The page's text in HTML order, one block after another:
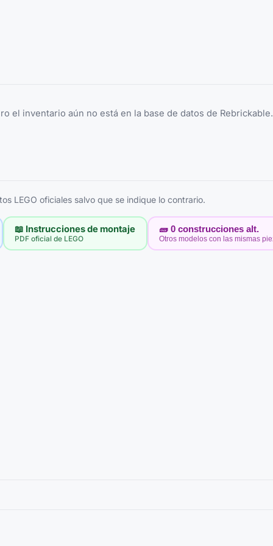
el inventario aún no está en la base de datos de
LEGO oficiales salvo que se indique lo contrario.
📖 Instrucciones de montaje
PDF oficial de LEGO
🧱 0 construcciones alt.
Otros modelos con las mismas